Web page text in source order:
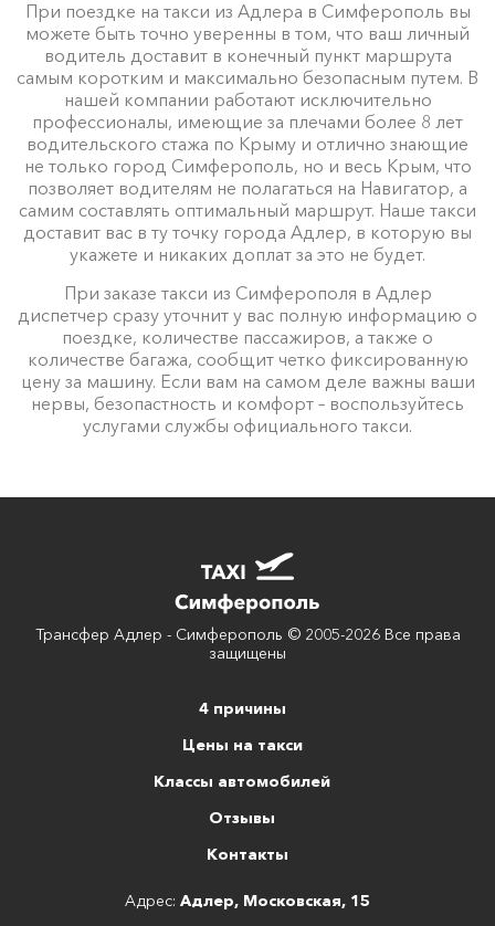
При поездке на такси из Адлера в Симферополь вы
можете быть точно уверенны в том, что ваш личный
водитель доставит в конечный пункт маршрута
самым коротким и максимально безопасным путем. В
нашей компании работают исключительно
профессионалы, имеющие за плечами более 8 лет
водительского стажа по Крыму и отлично знающие
не только город Симферополь, но и весь Крым, что
позволяет водителям не полагаться на Навигатор, а
самим составлять оптимальный маршрут. Наше такси
доставит вас в ту точку города Адлер, в которую вы
укажете и никаких доплат за это не будет.
При заказе такси из Симферополя в Адлер
диспетчер сразу уточнит у вас полную информацию о
поездке, количестве пассажиров, а также о
количестве багажа, сообщит четко фиксированную
цену за машину. Если вам на самом деле важны ваши
нервы, безопастность и комфорт – воспользуйтесь
услугами службы официального такси.
Трансфер Адлер - Симферополь © 2005-2026 Все права
защищены
4 причины
Цены на такси
Классы автомобилей
Отзывы
Контакты
Адрес: Адлер, Московская, 15